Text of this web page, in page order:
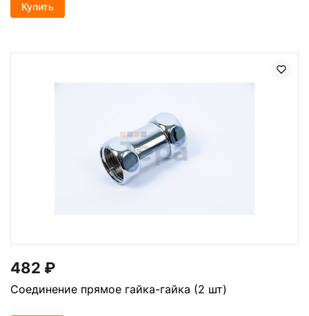
Купить
482 ₽
Соединение прямое гайка-гайка (2 шт)